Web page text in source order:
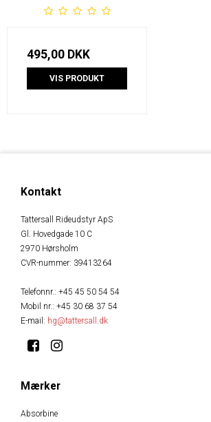
495,00 DKK
VIS PRODUKT
Kontakt
Tattersall Rideudstyr ApS
Gl. Hovedgade 10 C
2970 Hørsholm
CVR-nummer: 39413264
Telefonnr.: +45 45 50 54 54
Mobil nr.: +45 30 68 37 54
E-mail : hg@tattersall.dk
Mærker
Absorbine